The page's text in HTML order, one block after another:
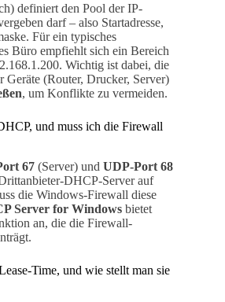
definiert den Pool der IP-
darf – also Startadresse,
Für ein typisches
Büro empfiehlt sich ein Bereich
Wichtig ist dabei, die
Geräte (Router, Drucker, Server)
, um Konflikte zu vermeiden.
und muss ich die Firewall
67 (Server) und UDP-Port 68
DHCP-Server auf
die Windows-Firewall diese
Server for Windows bietet
an, die die Firewall-
Time, und wie stellt man sie